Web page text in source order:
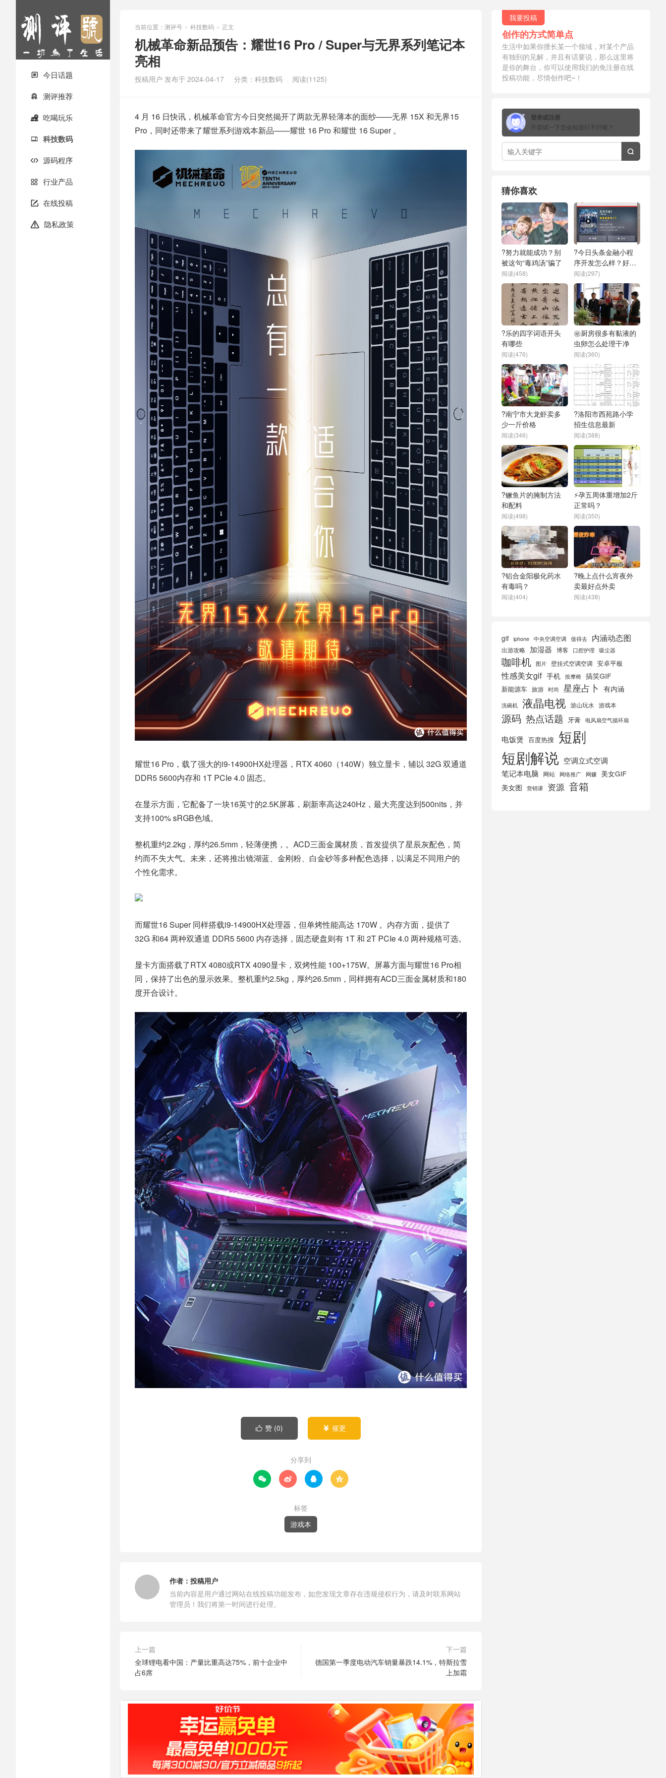
 今日话题
 测评推荐
 吃喝玩乐
 科技数码
 源码程序
 行业产品
 在线投稿
 隐私政策
当前位置： 测评号 > 科技数码 > 正文
机械革命新品预告：耀世16 Pro / Super与无界系列笔记本
亮相
投稿用户 发布于 2024-04-17 分类： 科技数码 阅读(1125)
4 月 16 日快讯，机械革命官方今日突然揭开了两款无界轻薄本的面纱——无界 15X 和无界15
Pro，同时还带来了耀世系列游戏本新品——耀世 16 Pro 和耀世 16 Super 。
耀世16 Pro， 载了强大的i9-14900HX处理器，RTX 4060（140W）独立显卡，辅以 32G 双通道
DDR5 5600内存和 1T PCIe 4.0 固态。
在显示方面，它配备了一块16英寸的2.5K屏幕，刷新率高达240Hz，最大亮度达到500nits，并
支持100% sRGB色域。
整机重约2.2kg，厚约26.5mm，轻薄便携，。ACD三面金属材质，首发提供了星辰灰配色，简
约而不失大气。未来，还将推出镜湖蓝、金刚粉、白金砂等多种配色选择，以满足不同用户的
个性化需求。
而耀世16 Super 同样搭载i9-14900HX处理器，但单烤性能高达 170W 。内存方面，提供了
32G 和64两种双通道 DDR5 5600 内存选择，固态硬盘则有 1T 和 2T PCIe 4.0 两种规格可选。
显卡方面搭载了RTX 4080或RTX 4090显卡，双烤性能 100+175W。屏幕方面与耀世16 Pro相
同，保持了出色的显示效果。整机重约2.5kg，厚约26.5mm，同样拥有ACD三面金属材质和180
度开合设计。
 赞 (0)  催更
分享到
   
标签
游戏本
作者： 投稿用户
当前内容是用户通过网站在线投稿功能发布，如您发现文章存在违规侵权行为，请及时联系网站
管理员！我们将第一时间进行处理。
上一篇
全球锂电看中国：产量比重高达75%，前十企业中
占6席
下一篇
德国第一季度电动汽车销量暴跌14.1%，特斯拉雪
上加霜
我要投稿
创作的方式简单点
生活中如果你擅长某一个领域，对某个产品
有独到的见解，并且有话要说，那么这里将
是你的舞台，你可以使用我们的免注册在线
投稿功能，尽情创作吧~！
登录或注册
不尝试一下怎会知道行不行呢？

猜你喜欢
?努力就能成功？别
被这句“毒鸡汤”骗了
阅读(458)
?今日头条金融小程
序开发怎么样？好不
好
阅读(297)
?乐的四字词语开头
有哪些
阅读(476)
㊙️厨房很多有黏液的
虫卵怎么处理干净
阅读(360)
?南宁市大龙虾卖多
少一斤价格
阅读(346)
?洛阳市西苑路小学
招生信息最新
阅读(388)
?鳜鱼片的腌制方法
和配料
阅读(498)
⚡孕五周体重增加2斤
正常吗？
阅读(350)
?铝合金阳极化药水
有毒吗？
阅读(404)
?晚上点什么宵夜外
卖最好点外卖
阅读(438)
gif iphone 中央空调空调 值得去 内涵动态图
出游攻略 加湿器 博客 口腔护理 吸尘器
咖啡机 图片 壁挂式空调空调 安卓平板
性感美女gif 手机 按摩椅 搞笑GIF
新能源车 旅游 时尚 星座占卜 有内涵
洗碗机 液晶电视 游山玩水 游戏本
源码 热点话题 牙膏 电风扇空气循环扇
电饭煲 百度热搜 短剧
短剧解说 空调立式空调
笔记本电脑 网站 网络推广 网赚
美女GIF
美女图
营销课 资源 音箱